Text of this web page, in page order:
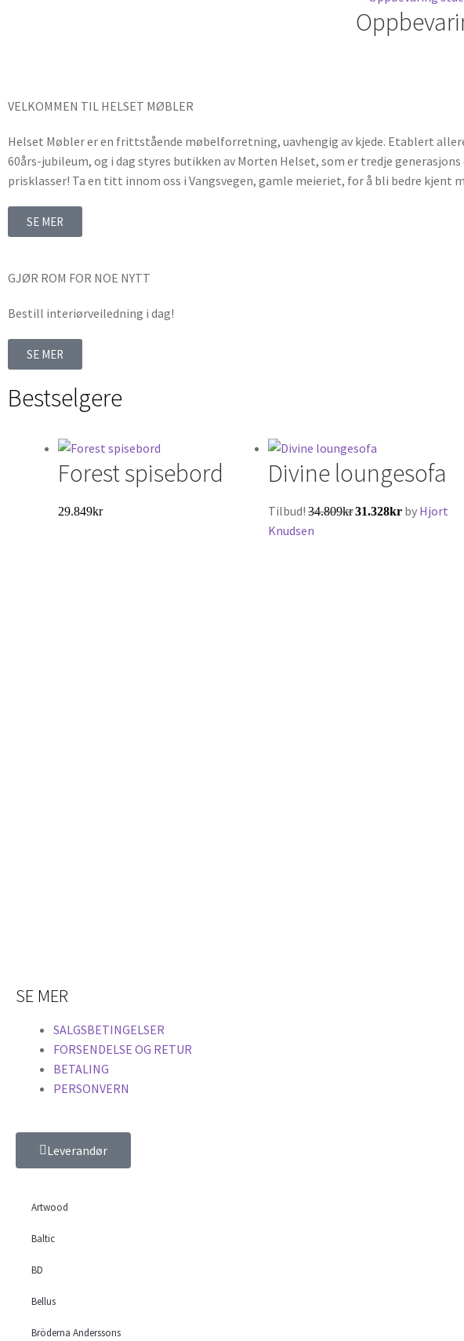
VELKOMMEN TIL HELSET MØBLER
Helset Møbler er en frittstående møbelforretning, uavhengig av kjede. Etablert
60års-jubileum, og i dag styres butikken av Morten Helset, som er tredje
prisklasser! Ta en titt innom oss i Vangsvegen, gamle meieriet, for å bli bedre kjent
SE MER
GJØR ROM FOR NOE NYTT
Bestill interiørveiledning i dag!
SE MER
Bestselgere
Forest spisebord
29.849kr
Divine loungesofa
Tilbud! 34.809kr31.328kr by Hjort
Knudsen
SE MER
SALGSBETINGELSER
FORSENDELSE OG RETUR
BETALING
PERSONVERN
Leverandør
Artwood
Baltic
BD
Bellus
Bröderna Anderssons